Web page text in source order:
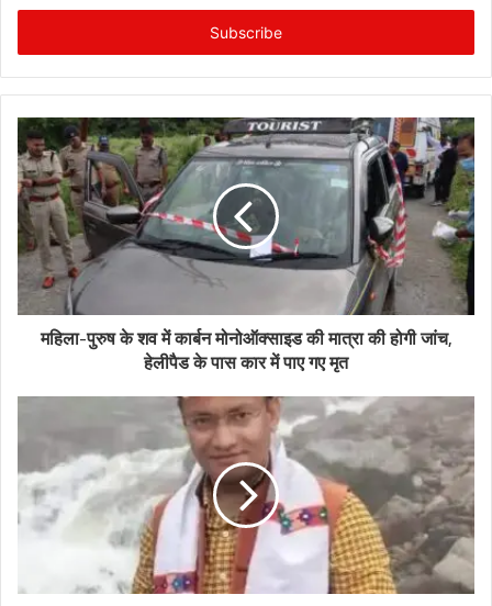
Email
महिला-पुरुष के शव में कार्बन मोनोऑक्साइड की मात्रा की होगी जांच,
हेलीपैड के पास कार में पाए गए मृत